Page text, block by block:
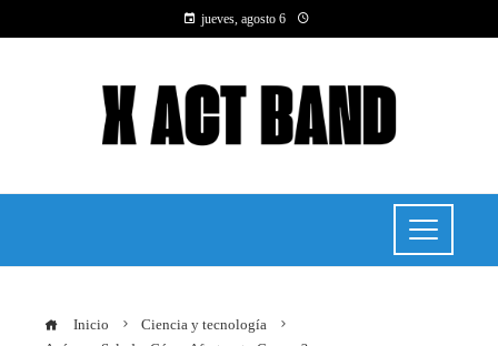
jueves, agosto 6
Inicio
Ciencia y tecnología